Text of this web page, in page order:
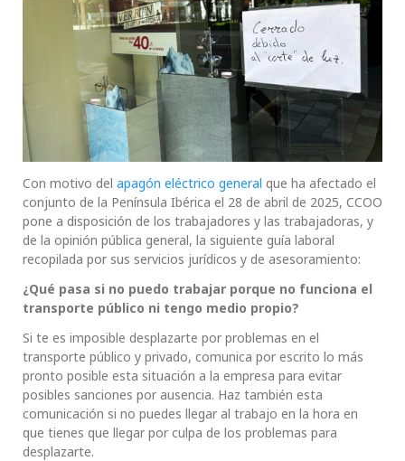
Con motivo del apagón eléctrico general que ha afectado el
conjunto de la Península Ibérica el 28 de abril de 2025, CCOO
pone a disposición de los trabajadores y las trabajadoras, y
de la opinión pública general, la siguiente guía laboral
recopilada por sus servicios jurídicos y de asesoramiento:
¿Qué pasa si no puedo trabajar porque no funciona el
transporte público ni tengo medio propio?
Si te es imposible desplazarte por problemas en el
transporte público y privado, comunica por escrito lo más
pronto posible esta situación a la empresa para evitar
posibles sanciones por ausencia. Haz también esta
comunicación si no puedes llegar al trabajo en la hora en
que tienes que llegar por culpa de los problemas para
desplazarte.